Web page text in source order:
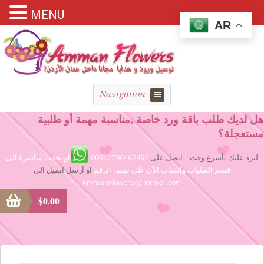
Navigation
هل لديك طلب باقة ورد خاصة ,مناسبة مهمة أو طلبية
مستعجلة؟
لنرد عليك بأسرع وقت... اتصل على 00962796462495
او تحدث مباشرة الى
قسم الطلبات واتساب الآن على نفس الرقم او أرسل ايميل الى
AmmanFlowers@hotmail.com
$0.00
AR
MENU